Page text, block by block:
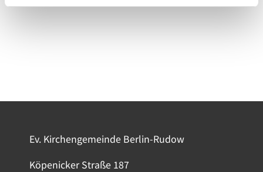
Ev. Kirchengemeinde Berlin-Rudow
Köpenicker Straße 187